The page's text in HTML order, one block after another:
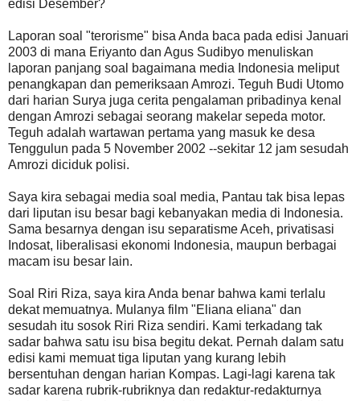
edisi Desember?
Laporan soal "terorisme" bisa Anda baca pada edisi Januari
2003 di mana Eriyanto dan Agus Sudibyo menuliskan
laporan panjang soal bagaimana media Indonesia meliput
penangkapan dan pemeriksaan Amrozi. Teguh Budi Utomo
dari harian Surya juga cerita pengalaman pribadinya kenal
dengan Amrozi sebagai seorang makelar sepeda motor.
Teguh adalah wartawan pertama yang masuk ke desa
Tenggulun pada 5 November 2002 --sekitar 12 jam sesudah
Amrozi diciduk polisi.
Saya kira sebagai media soal media, Pantau tak bisa lepas
dari liputan isu besar bagi kebanyakan media di Indonesia.
Sama besarnya dengan isu separatisme Aceh, privatisasi
Indosat, liberalisasi ekonomi Indonesia, maupun berbagai
macam isu besar lain.
Soal Riri Riza, saya kira Anda benar bahwa kami terlalu
dekat memuatnya. Mulanya film "Eliana eliana" dan
sesudah itu sosok Riri Riza sendiri. Kami terkadang tak
sadar bahwa satu isu bisa begitu dekat. Pernah dalam satu
edisi kami memuat tiga liputan yang kurang lebih
bersentuhan dengan harian Kompas. Lagi-lagi karena tak
sadar karena rubrik-rubriknya dan redaktur-redakturnya